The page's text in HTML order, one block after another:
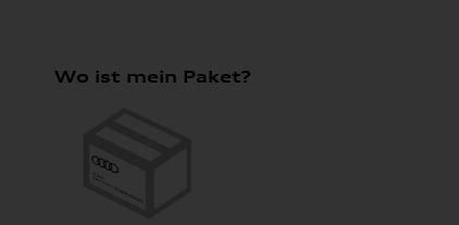
Wo ist mein Paket?